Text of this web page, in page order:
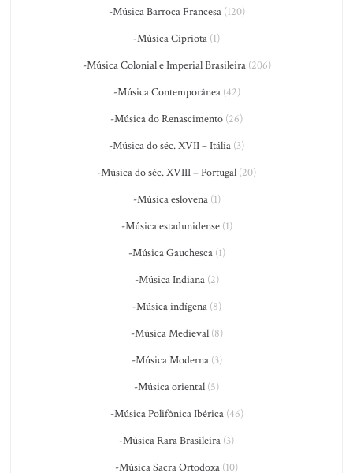
-Música Barroca Francesa(120)
-Música Cipriota (1)
-Música Colonial e Imperial Brasileira(206)
-Música Contemporânea(42)
-Música do Renascimento (26)
-Música do séc. XVII – Itália (3)
-Música do séc. XVIII – Portugal (20)
-Música eslovena(1)
-Música estadunidense(1)
-Música Gauchesca(1)
-Música Indiana(2)
-Música indígena(8)
-Música Medieval(8)
-Música Moderna(3)
-Música oriental (5)
-Música Polifônica Ibérica(46)
-Música Rara Brasileira (3)
-Música Sacra Ortodoxa (10)